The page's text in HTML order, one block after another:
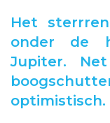
Het
onder de
Jupiter.
optimistisch.